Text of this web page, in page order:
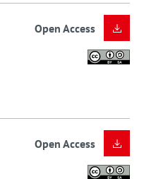
Open Access
Open Access